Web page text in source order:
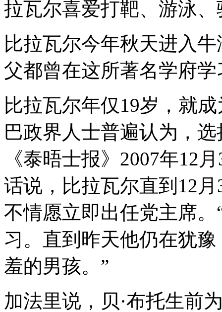
拉瓦尔喜爱打靶、游泳
比拉瓦尔今年秋天进入
父都曾在这所著名学府学
比拉瓦尔年仅19岁，就
巴政界人士普遍认为，
《泰晤士报》2007年12
话说，比拉瓦尔直到12
不情愿立即出任党主席
习。直到昨天他仍在犹
羞的男孩。”
加法里说，贝·布托生前